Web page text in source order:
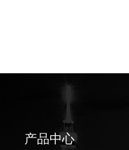
产品中心